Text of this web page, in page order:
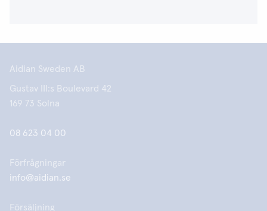
Aidian Sweden AB
Gustav III:s Boulevard 42
169 73 Solna
08 623 04 00
Förfrågningar
info@aidian.se
Försäljning